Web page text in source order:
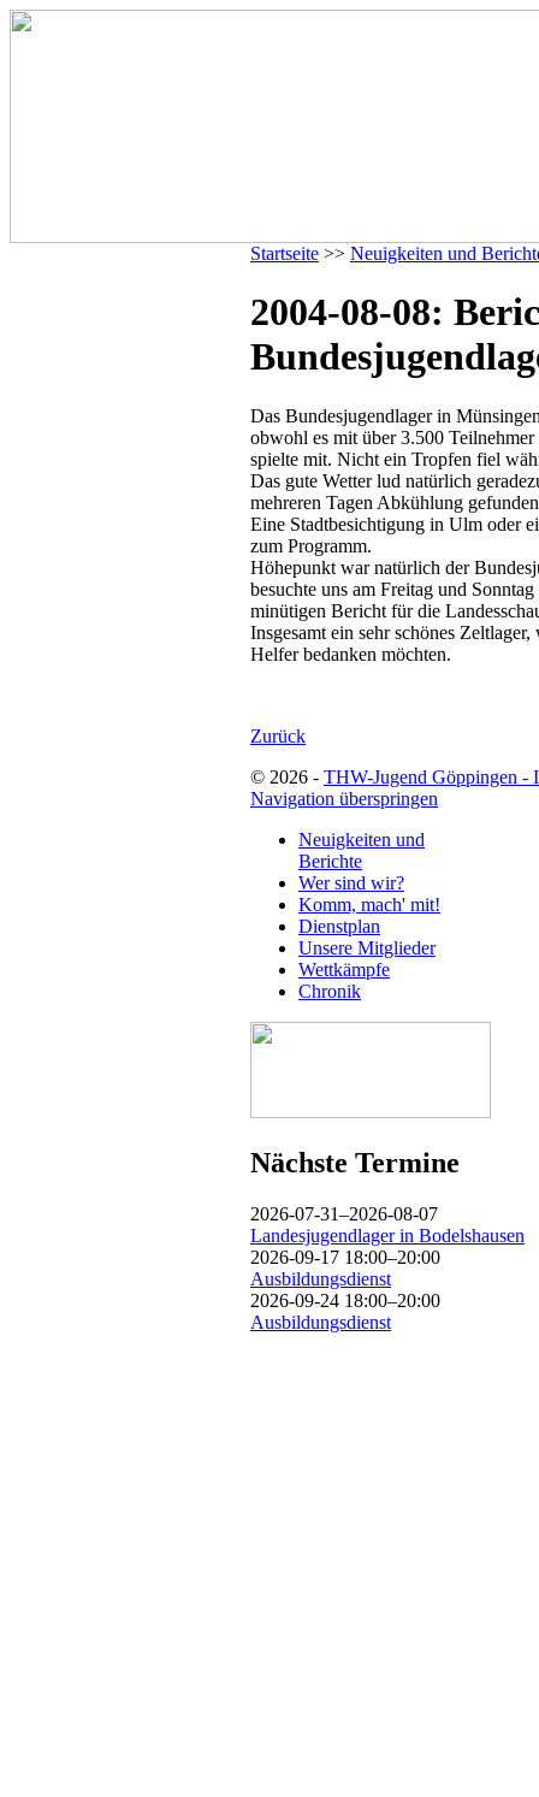
Startseite >> Neuigkeiten und
2004-08-08:
Das Bundesjugendlager in
obwohl es mit über 3.500
spielte mit. Nicht ein Tropfen fiel
Das gute Wetter lud natürlich
mehreren Tagen Abkühlung
Eine Stadtbesichtigung in Ulm oder
zum Programm.
Höhepunkt war natürlich der
besuchte uns am Freitag und
minütigen Bericht für die
Insgesamt ein sehr schönes
Helfer bedanken möchten.
Zurück
© 2026 - THW-Jugend Göppingen -
Navigation überspringen
Neuigkeiten und
Berichte
Wer sind wir?
Komm, mach' mit!
Dienstplan
Unsere Mitglieder
Wettkämpfe
Chronik
Nächste Termine
2026-07-31–2026-08-07
Landesjugendlager in Bodelshausen
2026-09-17 18:00–20:00
Ausbildungsdienst
2026-09-24 18:00–20:00
Ausbildungsdienst